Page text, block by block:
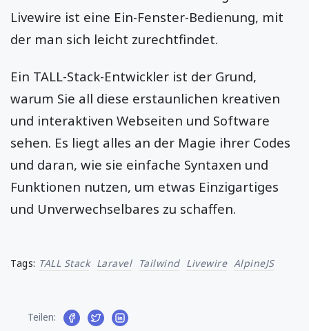
Livewire ist eine Ein-Fenster-Bedienung, mit
der man sich leicht zurechtfindet.
Ein TALL-Stack-Entwickler ist der Grund,
warum Sie all diese erstaunlichen kreativen
und interaktiven Webseiten und Software
sehen. Es liegt alles an der Magie ihrer Codes
und daran, wie sie einfache Syntaxen und
Funktionen nutzen, um etwas Einzigartiges
und Unverwechselbares zu schaffen.
Tags: TALL Stack Laravel Tailwind Livewire AlpineJS
Teilen: